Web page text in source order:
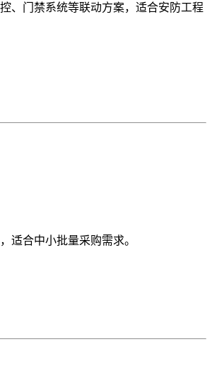
、门禁系统等联动方案，适合安防工程
适合中小批量采购需求。